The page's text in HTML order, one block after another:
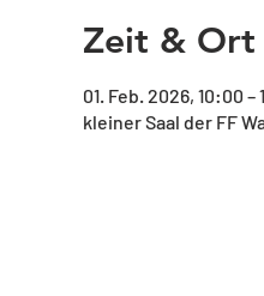
Zeit & Ort
01. Feb. 2026, 10:00 –
kleiner Saal der FF